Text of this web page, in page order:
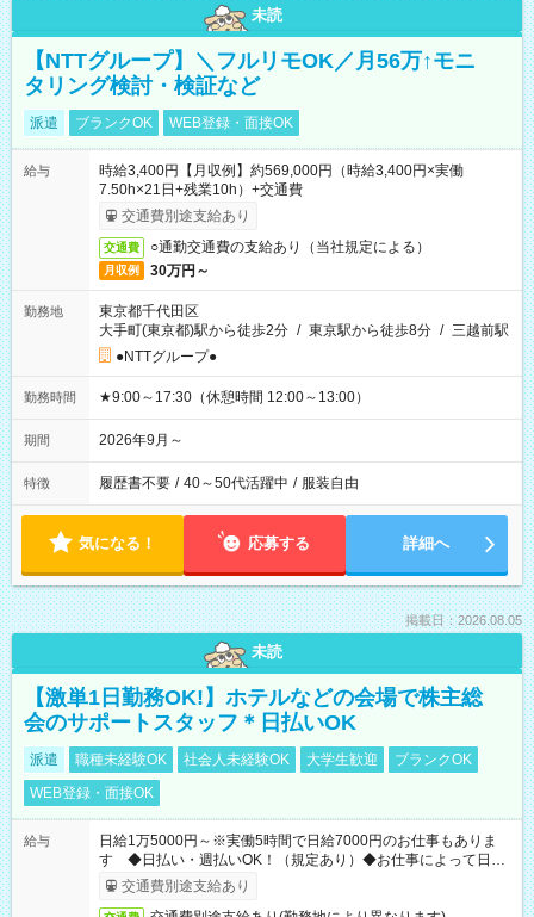
未読
【NTTグループ】＼フルリモOK／月56万↑モニ
タリング検討・検証など
派遣 ブランクOK WEB登録・面接OK
給与
時給3,400円【月収例】約569,000円（時給3,400円×実働
7.50h×21日+残業10h）+交通費
交通費別途支給あり
交通費 ○通勤交通費の支給あり（当社規定による）
月収例 30万円～
勤務地
東京都千代田区
大手町(東京都)駅から徒歩2分 / 東京駅から徒歩8分 / 三越前駅
●NTTグループ●
勤務時間 ★9:00～17:30（休憩時間 12:00～13:00）
期間 2026年9月～
特徴 履歴書不要 / 40～50代活躍中 / 服装自由
気になる！ 応募する 詳細へ
掲載日：2026.08.05
未読
【激単1日勤務OK!】ホテルなどの会場で株主総
会のサポートスタッフ＊日払いOK
派遣 職種未経験OK 社会人未経験OK 大学生歓迎
ブランクOK
WEB登録・面接OK
給与
日給1万5000円～※実働5時間で日給7000円のお仕事もありま
す ◆日払い・週払いOK！（規定あり）◆お仕事によって日給
も異なります
交通費別途支給あり